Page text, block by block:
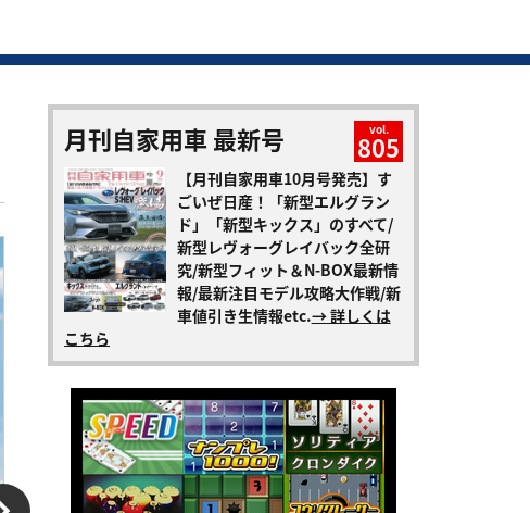
月刊自家用車 最新号 vol.
805
【月刊自家用車10月号発売】す
ごいぜ日産！「新型エルグラン
ド」「新型キックス」のすべて/
新型レヴォーグレイバック全研
究/新型フィット＆N-BOX最新情
報/最新注目モデル攻略大作戦/新
車値引き生情報etc.→ 詳しくは
こちら